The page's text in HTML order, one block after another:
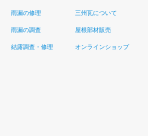
雨漏の修理
雨漏の調査
結露調査・修理
三州瓦について
屋根部材販売
オンラインショップ